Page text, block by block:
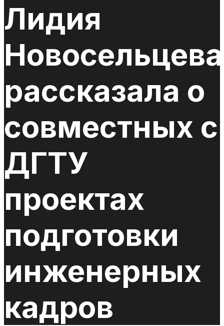
Лидия
Новосельцева
рассказала о
совместных с
ДГТУ
проектах
подготовки
инженерных
кадров